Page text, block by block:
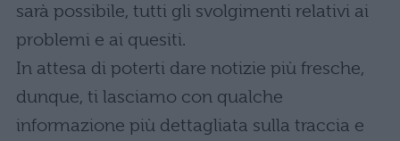
sarà possibile, tutti gli svolgimenti relativi ai
problemi e ai quesiti.
In attesa di poterti dare notizie più fresche,
dunque, ti lasciamo con qualche
informazione più dettagliata sulla traccia e